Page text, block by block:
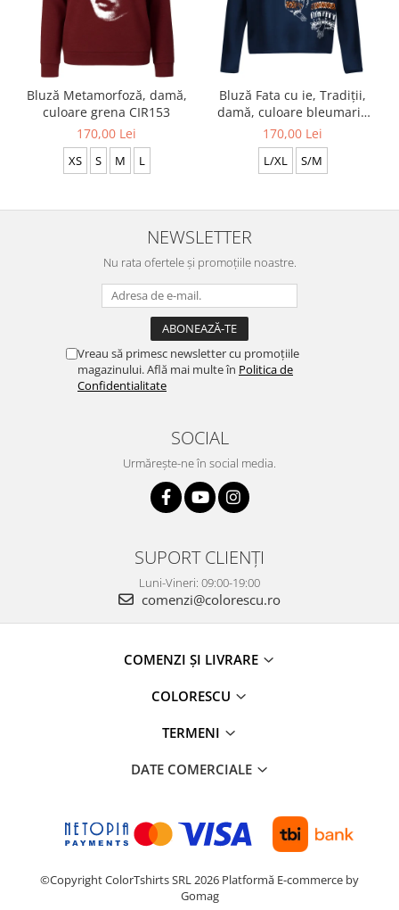
Bluză Metamorfoză, damă,
culoare grena CIR153
170,00 Lei
XS S M L
Bluză Fata cu ie, Tradiții,
damă, culoare bleumarin
CIR155
170,00 Lei
L/XL S/M
NEWSLETTER
Nu rata ofertele și promoțiile noastre.
Vreau să primesc newsletter cu promoțiile
magazinului. Află mai multe în Politica de
Confidentialitate
SOCIAL
Urmărește-ne în social media.
SUPORT CLIENȚI
Luni-Vineri: 09:00-19:00
comenzi@colorescu.ro
COMENZI ȘI LIVRARE
COLORESCU
TERMENI
DATE COMERCIALE
©Copyright ColorTshirts SRL 2026 Platformă E-commerce by
Gomag